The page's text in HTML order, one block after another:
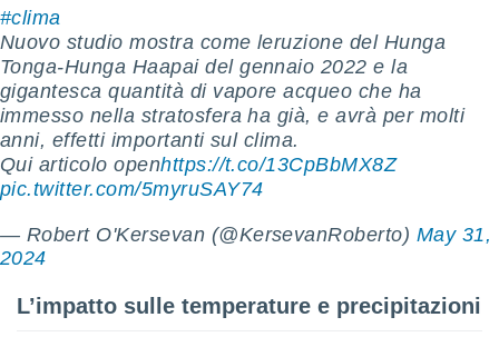
nostri
#clima
Nuovo studio mostra come leruzione del Hunga
Tonga-Hunga Haapai del gennaio 2022 e la
gigantesca quantità di vapore acqueo che ha
immesso nella stratosfera ha già, e avrà per molti
anni, effetti importanti sul clima.
Qui articolo openhttps://t.co/13CpBbMX8Z
pic.twitter.com/5myruSAY74
— Robert O'Kersevan (@KersevanRoberto) May 31,
2024
L’impatto sulle temperature e precipitazioni